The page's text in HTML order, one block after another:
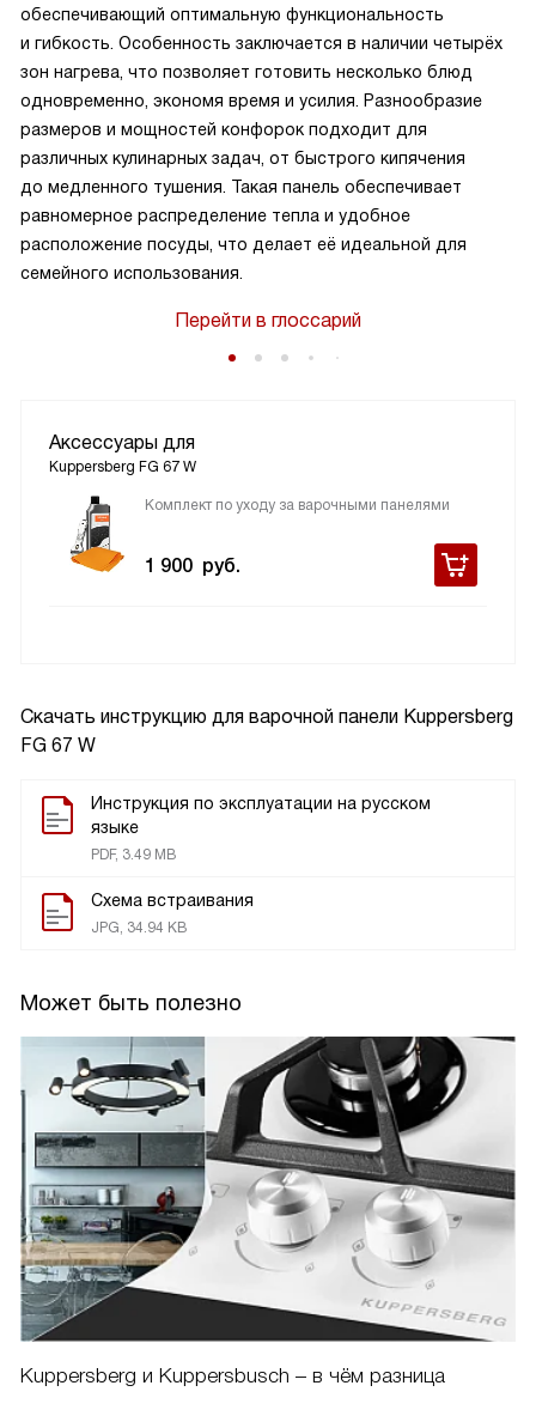
Скачать инструкцию для варочной панели Kuppersberg
FG 67 W
Инструкция по эксплуатации на русском
языке
PDF, 3.49 MB
Схема встраивания
JPG, 34.94 KB
Может быть полезно
Kuppersberg и Kuppersbusch – в чём разница
обеспечивающий оптимальную функциональность
и гибкость. Особенность заключается в наличии четырёх
зон нагрева, что позволяет готовить несколько блюд
одновременно, экономя время и усилия. Разнообразие
размеров и мощностей конфорок подходит для
различных кулинарных задач, от быстрого кипячения
до медленного тушения. Такая панель обеспечивает
равномерное распределение тепла и удобное
расположение посуды, что делает её идеальной для
семейного использования.
Перейти в глоссарий
Аксессуары для
Kuppersberg FG 67 W
Комплект по уходу за варочными панелями
1 900 руб.